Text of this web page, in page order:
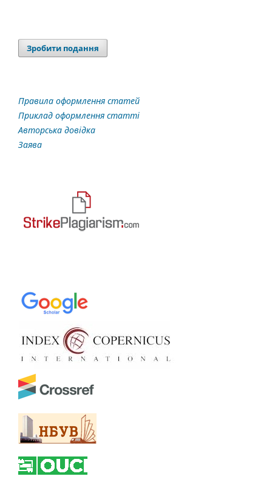
Зробити подання
Правила оформлення статей
Приклад оформлення статті
Авторська довідка
Заява